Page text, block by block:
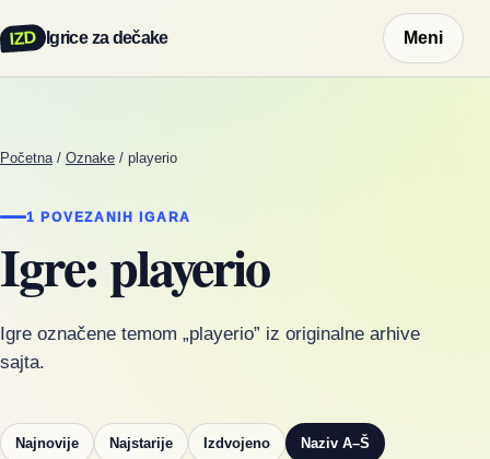
IZD Igrice za dečake Meni
Početna / Oznake / playerio
1 POVEZANIH IGARA
Igre: playerio
Igre označene temom „playerio” iz originalne arhive
sajta.
Najnovije Najstarije Izdvojeno Naziv A–Š